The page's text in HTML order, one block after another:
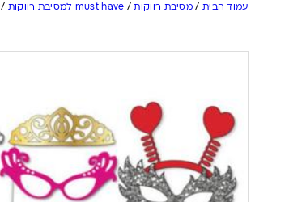
עמוד הבית / מסיבת רווקות/ must have למסיבת רווקות /